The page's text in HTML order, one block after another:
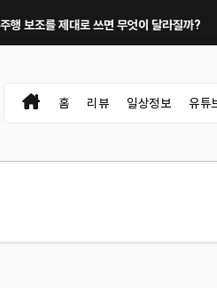
제대로 쓰면 무엇이 달라질까? 여
홈 리뷰 일상정보 유튜